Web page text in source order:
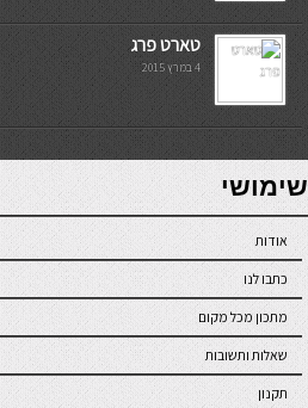
טארט פרג
4 במרץ 2015
7slots
seriöse online casinos österreich
שימושי
אודות
כתבו לנו
מתכון מכל מקום
שאלות ותשובות
תקנון